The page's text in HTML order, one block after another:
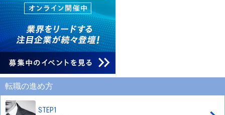
転職の進め方
STEP1